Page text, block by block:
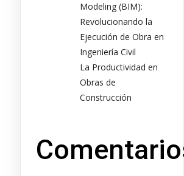
Modeling (BIM):
Revolucionando la
Ejecución de Obra en
Ingeniería Civil
La Productividad en
Obras de
Construcción